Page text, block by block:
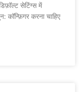
सेटिंग्स में
कॉन्फ़िगर करना चाहिए